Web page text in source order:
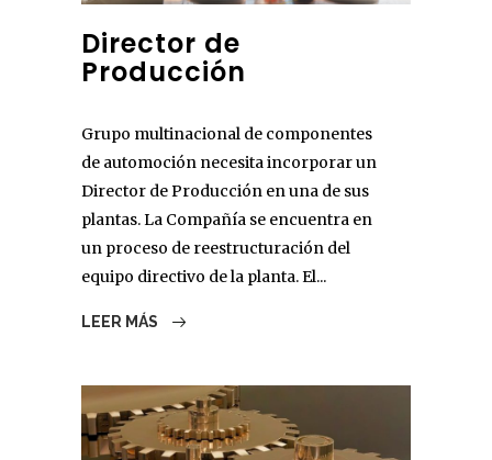
Director de
Producción
Grupo multinacional de componentes
de automoción necesita incorporar un
Director de Producción en una de sus
plantas. La Compañía se encuentra en
un proceso de reestructuración del
equipo directivo de la planta. El...
LEER MÁS